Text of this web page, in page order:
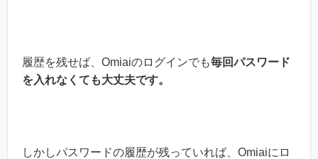
履歴を残せば、Omiaiのログインでも毎回パスワード
を入れなくても大丈夫です。
しかしパスワードの履歴が残っていれば、Omiaiにロ